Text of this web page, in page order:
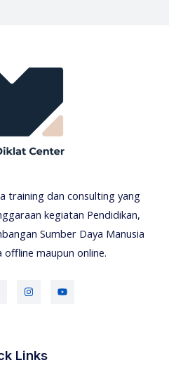
training dan consulting yang
kegiatan Pendidikan,
Sumber Daya Manusia
offline maupun online.
Links